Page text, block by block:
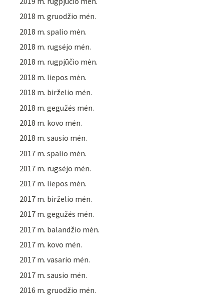
2018 m. gruodžio mėn.
2018 m. spalio mėn.
2018 m. rugsėjo mėn.
2018 m. rugpjūčio mėn.
2018 m. liepos mėn.
2018 m. birželio mėn.
2018 m. gegužės mėn.
2018 m. kovo mėn.
2018 m. sausio mėn.
2017 m. spalio mėn.
2017 m. rugsėjo mėn.
2017 m. liepos mėn.
2017 m. birželio mėn.
2017 m. gegužės mėn.
2017 m. balandžio mėn.
2017 m. kovo mėn.
2017 m. vasario mėn.
2017 m. sausio mėn.
2016 m. gruodžio mėn.